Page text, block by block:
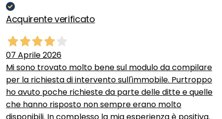
Acquirente verificato
07 Aprile 2026
Mi sono trovato molto bene sul modulo da compilare
per la richiesta di intervento sull'immobile. Purtroppo
ho avuto poche richieste da parte delle ditte e quelle
che hanno risposto non sempre erano molto